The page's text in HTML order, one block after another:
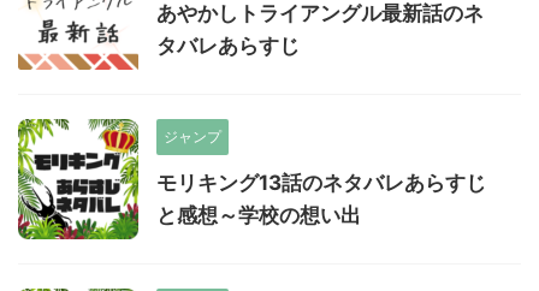
あやかしトライアングル最新話のネ
タバレあらすじ
ジャンプ
モリキング13話のネタバレあらすじ
と感想～学校の想い出